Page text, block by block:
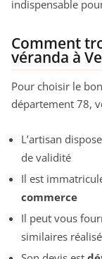
indispensable
Comment
véranda à
Pour choisir le
département 78,
L’artisan
de validité
Il est
commerce
Il peut vous
similaires